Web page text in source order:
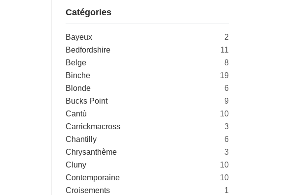
Catégories
Bayeux
2
Bedfordshire
11
Belge
8
Binche
19
Blonde
6
Bucks Point
9
Cantù
10
Carrickmacross
3
Chantilly
6
Chrysanthème
3
Cluny
10
Contemporaine
10
Croisements
1